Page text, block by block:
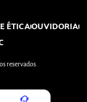
ÉTICAOUVIDORIA
reservados.